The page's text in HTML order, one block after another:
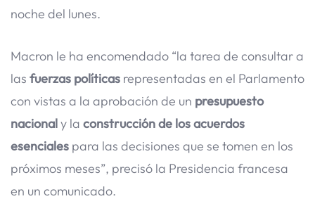
noche del lunes.
Macron le ha encomendado “la tarea de consultar a
las fuerzas políticas representadas en el Parlamento
con vistas a la aprobación de un presupuesto
nacionaly la construcción de los acuerdos
esenciales para las decisiones que se tomen en los
próximos meses”, precisó la Presidencia francesa
en un comunicado.